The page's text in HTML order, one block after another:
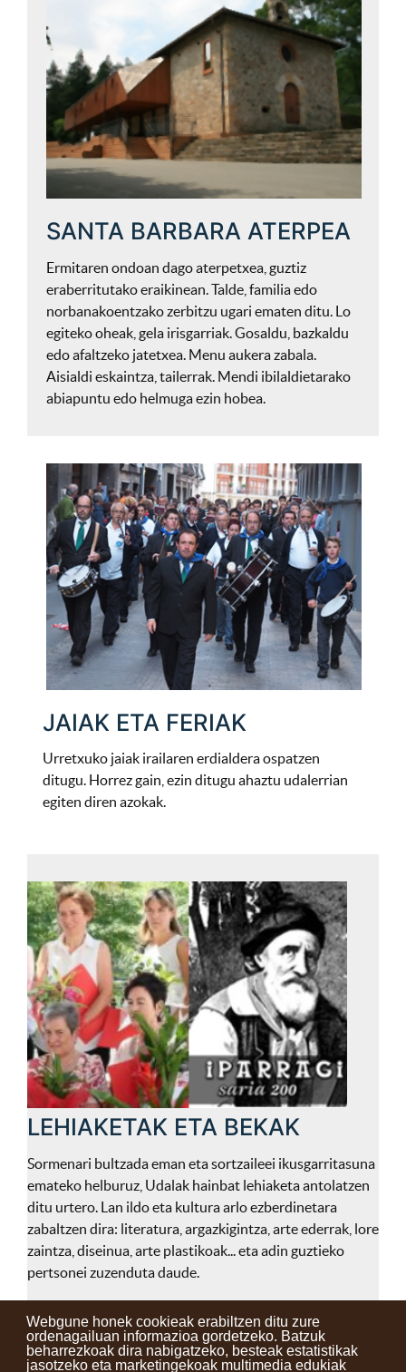
Webgune honek cookieak erabiltzen ditu zure
ordenagailuan informazioa gordetzeko. Batzuk
beharrezkoak dira nabigatzeko, besteak estatistikak
jasotzeko eta marketingekoak multimedia edukiak
SANTA BARBARA ATERPEA
Ermitaren ondoan dago aterpetxea, guztiz
eraberritutako eraikinean. Talde, familia edo
norbanakoentzako zerbitzu ugari ematen ditu. Lo
egiteko oheak, gela irisgarriak. Gosaldu, bazkaldu
edo afaltzeko jatetxea. Menu aukera zabala.
Aisialdi eskaintza, tailerrak. Mendi ibilaldietarako
abiapuntu edo helmuga ezin hobea.
JAIAK ETA FERIAK
Urretxuko jaiak irailaren erdialdera ospatzen
ditugu. Horrez gain, ezin ditugu ahaztu udalerrian
egiten diren azokak.
LEHIAKETAK ETA BEKAK
Sormenari bultzada eman eta sortzaileei ikusgarritasuna
emateko helburuz, Udalak hainbat lehiaketa antolatzen
ditu urtero. Lan ildo eta kultura arlo ezberdinetara
zabaltzen dira: literatura, argazkigintza, arte ederrak, lore
zaintza, diseinua, arte plastikoak... eta adin guztieko
pertsonei zuzenduta daude.
Kontaktuak Erabilera baldintzak Lege oharra Berriak